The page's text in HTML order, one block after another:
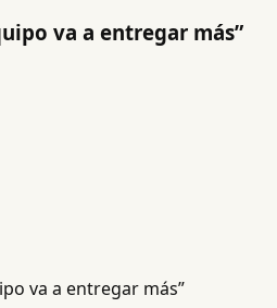
va a entregar más”